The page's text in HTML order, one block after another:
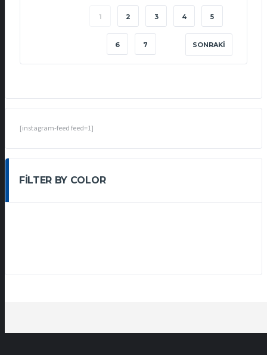
1 2 3 4 5
6 7 SONRAKI
[instagram-feed feed=1]
FILTER BY COLOR